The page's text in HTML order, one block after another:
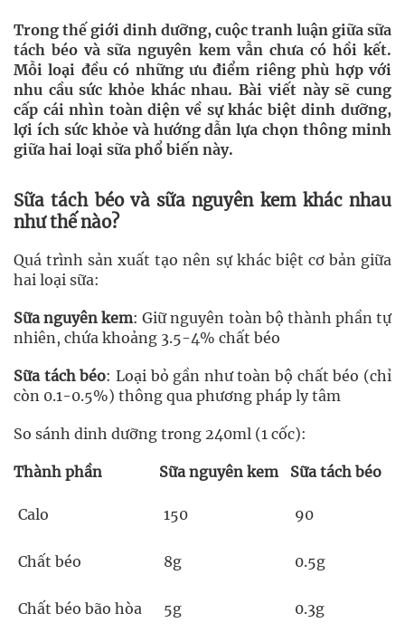
Trong thế giới dinh dưỡng, cuộc tranh luận giữa sữa
tách béo và sữa nguyên kem vẫn chưa có hồi kết.
Mỗi loại đều có những ưu điểm riêng phù hợp với
nhu cầu sức khỏe khác nhau. Bài viết này sẽ cung
cấp cái nhìn toàn diện về sự khác biệt dinh dưỡng,
lợi ích sức khỏe và hướng dẫn lựa chọn thông minh
giữa hai loại sữa phổ biến này.
Sữa tách béo và sữa nguyên kem khác nhau
như thế nào?
Quá trình sản xuất tạo nên sự khác biệt cơ bản giữa
hai loại sữa:
Sữa nguyên kem: Giữ nguyên toàn bộ thành phần tự
nhiên, chứa khoảng 3.5-4% chất béo
Sữa tách béo: Loại bỏ gần như toàn bộ chất béo (chỉ
còn 0.1-0.5%) thông qua phương pháp ly tâm
So sánh dinh dưỡng trong 240ml (1 cốc):
Thành phần Sữa nguyên kem Sữa tách béo
Calo 150 90
Chất béo 8g 0.5g
Chất béo bão hòa 5g 0.3g